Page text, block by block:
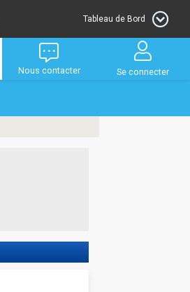
Tableau de Bord
Nous contacter Se connecter